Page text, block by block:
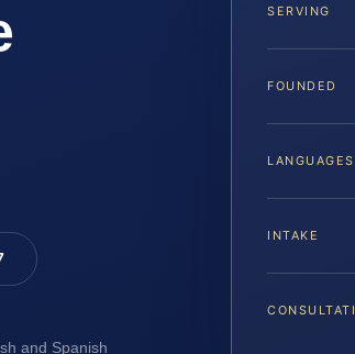
and Spanish
SERVING
FOUNDED
LANGUAGES
INTAKE